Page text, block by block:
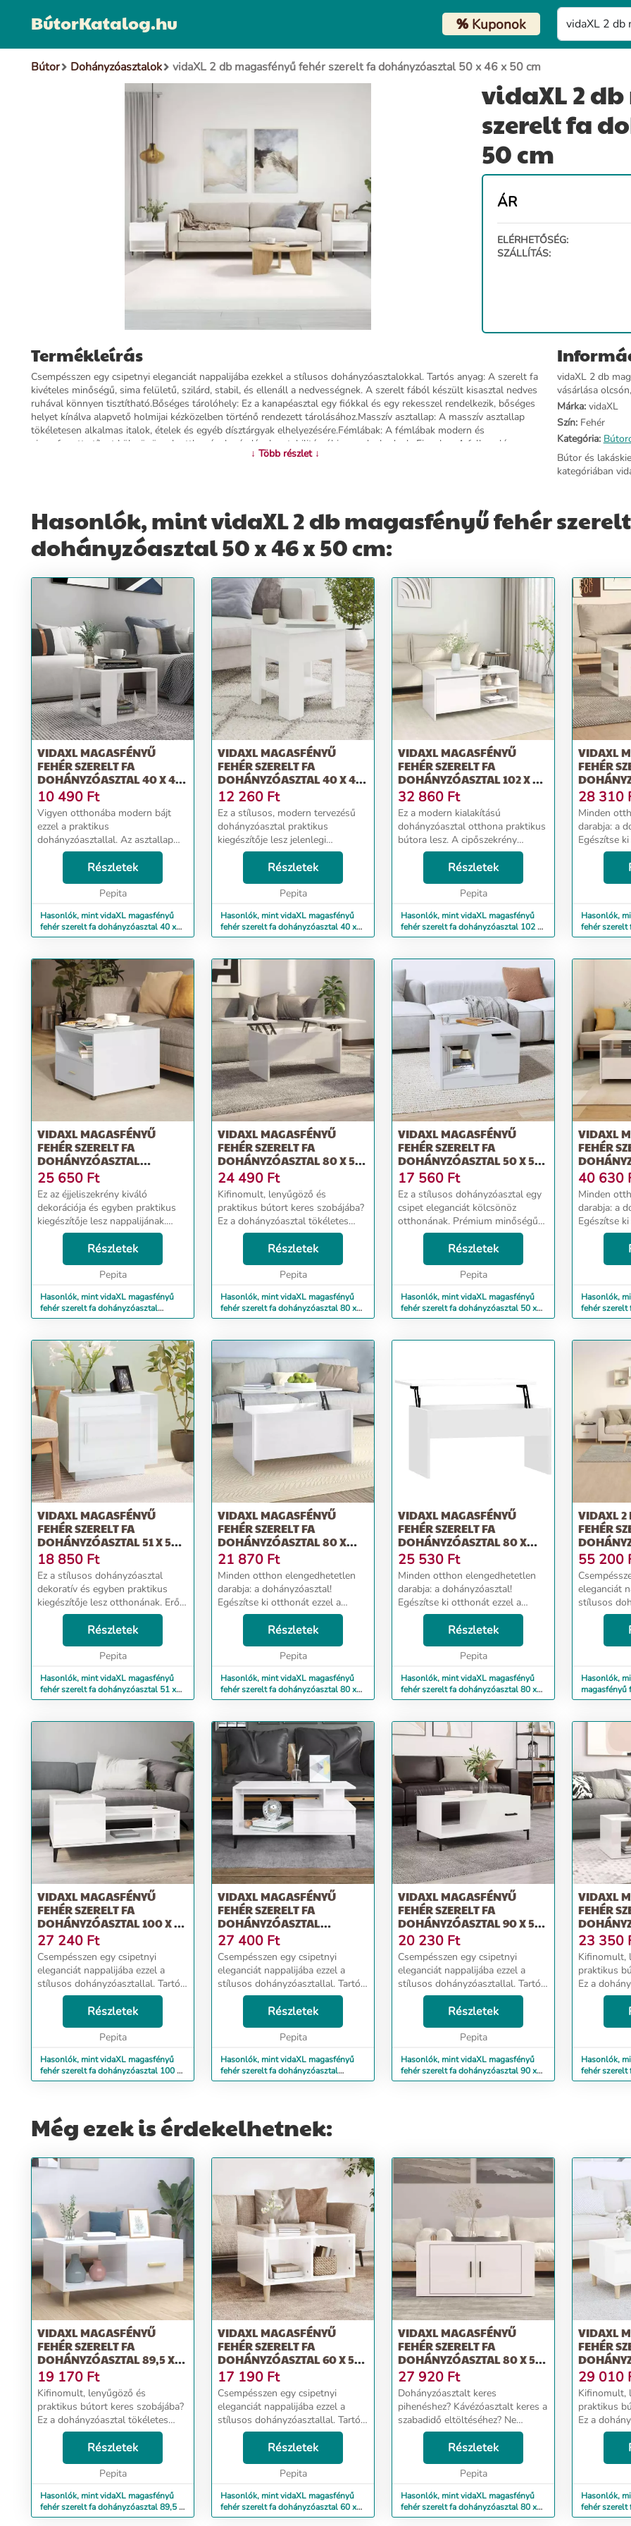
BútorKatalog.hu %Kuponok
Bútor Dohányzóasztalok vidaXL 2 db magasfényű fehér szerelt fa dohányzóasztal 50 x 46 x 50 cm
vidaXL 2
szerelt fa
50 cm
ÁR
ELÉRHETŐSÉG:
SZÁLLÍTÁS:
Termékleírás
Csempésszen egy csipetnyi eleganciát nappalijába ezekkel a stílusos dohányzóasztalokkal. Tartós anyag: A szerelt fa
kivételes minőségű, sima felületű, szilárd, stabil, és ellenáll a nedvességnek. A szerelt fából készült kisasztal nedves
ruhával könnyen tisztítható.Bőséges tárolóhely: Ez a kanapéasztal egy fiókkal és egy rekesszel rendelkezik, bőséges
helyet kínálva alapvető holmijai kézközelben történő rendezett tárolásához.Masszív asztallap: A masszív asztallap
tökéletesen alkalmas italok, ételek és egyéb dísztárgyak elhelyezésére.Fémlábak: A fémlábak modern és
visszafogott stílust kölcsönöznek otthonának, ráadásul a stabilitásról is gondoskodnak. Figyelem:A felborulás
elkerülése érdekében ezt a terméket a mellékelt fali rögzítőeszközzel kell használni.Színe: magasfényű fehérAnyaga:
További információ>>
↓ Több részlet ↓
vidaXL 2 db
vásárlása
Márka:vidaXL
Szín:Fehér
Kategória:
Bútor és
kategóriában
Hasonlók, mint vidaXL 2 db magasfényű fehér
dohányzóasztal 50 x 46 x 50 cm:
VIDAXL MAGASFÉNYŰ
FEHÉR SZERELT FA
DOHÁNYZÓASZTAL 40 X 40
X 30 CM
10 490 Ft
Vigyen otthonába modern bájt
ezzel a praktikus
dohányzóasztallal. Az asztallap
biztos felületet kínál
rágcsálnivalók, italok, vázák,
gyümölcskosarak vagy egyéb
dísztárgyak elhelyezéséhez. A
Részletek
Pepita
Hasonlók, mint vidaXL magasfényű
fehér szerelt fa dohányzóasztal 40 x
40 x 30 cm
VIDAXL MAGASFÉNYŰ
FEHÉR SZERELT FA
DOHÁNYZÓASZTAL 40 X 40
X 42 CM
12 260 Ft
Ez a stílusos, modern tervezésű
dohányzóasztal praktikus
kiegészítője lesz jelenlegi
otthonának. Ez a kisasztal
megóvja otthonát a
rendetlenségtől, mivel
tárolópolcának köszönhetően
Részletek
Pepita
Hasonlók, mint vidaXL magasfényű
fehér szerelt fa dohányzóasztal 40 x
40 x 42 cm
VIDAXL MAGASFÉNYŰ
FEHÉR SZERELT FA
DOHÁNYZÓASZTAL 102 X 50
X 45 CM
32 860 Ft
Ez a modern kialakítású
dohányzóasztal otthona praktikus
bútora lesz. A cipőszekrény
felépítése biztosítja stabilitását,
tartósságát és hosszú
élettartamát. A fiókoknak és az
ajtón belüli rekesznek kö...
Részletek
Pepita
Hasonlók, mint vidaXL magasfényű
fehér szerelt fa dohányzóasztal 102 x
50 x 45 cm
VIDAXL
FEHÉR
X 45 CM
28 310
Minden
darabja: a
Egészítse
Prémium
szerelt fa
sima
Hasonlók,
fehér szerelt
55 x 45 cm
VIDAXL MAGASFÉNYŰ
FEHÉR SZERELT FA
DOHÁNYZÓASZTAL
55X55X40 CM
25 650 Ft
Ez az éjjeliszekrény kiváló
dekorációja és egyben praktikus
kiegészítője lesz nappalijának.
Prémium minőségű anyag: A
szerelt fa kivételes minőségű,
sima felületű, szilárd, stabil és
ellenáll a nedves...
Részletek
Pepita
Hasonlók, mint vidaXL magasfényű
fehér szerelt fa dohányzóasztal
55x55x40 cm
VIDAXL MAGASFÉNYŰ
FEHÉR SZERELT FA
DOHÁNYZÓASZTAL 80 X 50
X 42,5 CM
24 490 Ft
Kifinomult, lenyűgöző és
praktikus bútort keres szobájába?
Ez a dohányzóasztal tökéletes
választás. Prémium minőségű
anyag: A szerelt fa kivételes
minőségű, sima felületű, szilárd,
stabil és ellenáll ...
Részletek
Pepita
Hasonlók, mint vidaXL magasfényű
fehér szerelt fa dohányzóasztal 80 x
50 x 42,5 cm
VIDAXL MAGASFÉNYŰ
FEHÉR SZERELT FA
DOHÁNYZÓASZTAL 50 X 50
X 36 CM
17 560 Ft
Ez a stílusos dohányzóasztal egy
csipet eleganciát kölcsönöz
otthonának. Prémium minőségű
anyag: A szerelt fa kivételes
minőségű, sima felületű, szilárd,
stabil és ellenáll a
nedvességnek.További táro...
Részletek
Pepita
Hasonlók, mint vidaXL magasfényű
fehér szerelt fa dohányzóasztal 50 x
50 x 36 cm
VIDAXL
FEHÉR
X 42 CM
40 630
Minden
darabja: a
Egészítse
Bőséges
fiókjainak
Hasonlók,
fehér szerelt
55 x 42 cm
VIDAXL MAGASFÉNYŰ
FEHÉR SZERELT FA
DOHÁNYZÓASZTAL 51 X 50 X
45 CM
18 850 Ft
Ez a stílusos dohányzóasztal
dekoratív és egyben praktikus
kiegészítője lesz otthonának. Erős
váz: A szerelt fa kivételes
minőségű, sima felületű, szilárd,
stabil és ellenáll a nedvességnek.
Részletek
Pepita
Hasonlók, mint vidaXL magasfényű
fehér szerelt fa dohányzóasztal 51 x
50 x 45 cm
VIDAXL MAGASFÉNYŰ
FEHÉR SZERELT FA
DOHÁNYZÓASZTAL 80 X
55,5 X 41,5 CM
21 870 Ft
Minden otthon elengedhetetlen
darabja: a dohányzóasztal!
Egészítse ki otthonát ezzel a
sokoldalú dohányzóasztallal még
ma! Felemelhető asztallapos
kialakítás: A kanapéasztal lapja
könnyedén kényelmes ...
Részletek
Pepita
Hasonlók, mint vidaXL magasfényű
fehér szerelt fa dohányzóasztal 80 x
55,5 x 41,5 cm
VIDAXL MAGASFÉNYŰ
FEHÉR SZERELT FA
DOHÁNYZÓASZTAL 80 X
50,5 X 41,5 CM
25 530 Ft
Minden otthon elengedhetetlen
darabja: a dohányzóasztal!
Egészítse ki otthonát ezzel a
sokoldalú dohányzóasztallal még
ma! Felemelhető asztallapos
kialakítás: A kanapéasztal lapja
könnyedén kényelmes ...
Részletek
Pepita
Hasonlók, mint vidaXL magasfényű
fehér szerelt fa dohányzóasztal 80 x
50,5 x 41,5 cm
VIDAXL 2
FEHÉR
X 40 CM
55 200
eleganciát
stílusos
Tartós
kivételes
szilárd,
Hasonlók,
magasfényű
VIDAXL MAGASFÉNYŰ
FEHÉR SZERELT FA
DOHÁNYZÓASZTAL 100 X 50
X 45 CM
27 240 Ft
Csempésszen egy csipetnyi
eleganciát nappalijába ezzel a
stílusos dohányzóasztallal. Tartós
anyag: A szerelt fa kivételes
minőségű, sima felületű, szilárd,
stabil, és ellenáll a nedvességnek.
Részletek
Pepita
Hasonlók, mint vidaXL magasfényű
fehér szerelt fa dohányzóasztal 100 x
50 x 45 cm
VIDAXL MAGASFÉNYŰ
FEHÉR SZERELT FA
DOHÁNYZÓASZTAL
90X49X45 CM
27 400 Ft
Csempésszen egy csipetnyi
eleganciát nappalijába ezzel a
stílusos dohányzóasztallal. Tartós
anyag: A szerelt fa kivételes
minőségű, sima felületű, szilárd,
stabil, és ellenáll a nedvességnek.
Részletek
Pepita
Hasonlók, mint vidaXL magasfényű
fehér szerelt fa dohányzóasztal
90x49x45 cm
VIDAXL MAGASFÉNYŰ
FEHÉR SZERELT FA
DOHÁNYZÓASZTAL 90 X 50
X 40 CM
20 230 Ft
Csempésszen egy csipetnyi
eleganciát nappalijába ezzel a
stílusos dohányzóasztallal. Tartós
anyag: A szerelt fa kivételes
minőségű, sima felületű, szilárd,
stabil, és ellenáll a
nedvességnek.Bőséges ...
Részletek
Pepita
Hasonlók, mint vidaXL magasfényű
fehér szerelt fa dohányzóasztal 90 x
50 x 40 cm
VIDAXL
FEHÉR
X 36 CM
23 350
Kifinomult,
praktikus
Ez a
választás.
fa
felületű,
Hasonlók,
fehér szerelt
50 x 36 cm
Még ezek is érdekelhetnek:
VIDAXL MAGASFÉNYŰ
FEHÉR SZERELT FA
DOHÁNYZÓASZTAL 89,5 X
50 X 40 CM
19 170 Ft
Kifinomult, lenyűgöző és
praktikus bútort keres szobájába?
Ez a dohányzóasztal tökéletes
választás. Erős anyag: A szerelt fa
kivételes minőségű, sima felületű,
szilárd, stabil, és ellenáll a
Részletek
Pepita
Hasonlók, mint vidaXL magasfényű
fehér szerelt fa dohányzóasztal 89,5 x
50 x 40 cm
VIDAXL MAGASFÉNYŰ
FEHÉR SZERELT FA
DOHÁNYZÓASZTAL 60 X 50
X 36,5 CM
17 190 Ft
Csempésszen egy csipetnyi
eleganciát nappalijába ezzel a
stílusos dohányzóasztallal. Tartós
anyag: A szerelt fa kivételes
minőségű, sima felületű, szilárd,
stabil, és ellenáll a nedvességnek.
Részletek
Pepita
Hasonlók, mint vidaXL magasfényű
fehér szerelt fa dohányzóasztal 60 x
50 x 36,5 cm
VIDAXL MAGASFÉNYŰ
FEHÉR SZERELT FA
DOHÁNYZÓASZTAL 80 X 50
X 36 CM
27 920 Ft
Dohányzóasztalt keres
pihenéshez? Kávézóasztalt keres a
szabadidő eltöltéséhez? Ne
keressen tovább, mint ez a
funkcionális dohányzóasztal,
amely egyedi vizuális élményt
nyújt a térnek. Tartós anyag: A...
Részletek
Pepita
Hasonlók, mint vidaXL magasfényű
fehér szerelt fa dohányzóasztal 80 x
50 x 36 cm
VIDAXL
FEHÉR
X 36,5 CM
29 010
Kifinomult,
praktikus
Ez a
választás.
kivételes
szilárd,
Hasonlók,
fehér szerelt
50 x 36,5 cm